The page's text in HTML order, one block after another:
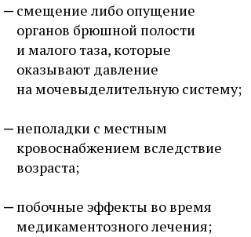
смещение либо опущение
органов брюшной полости
и малого таза, которые
оказывают давление
на мочевыделительную систему;
неполадки с местным
кровоснабжением вследствие
возраста;
побочные эффекты во время
медикаментозного лечения;